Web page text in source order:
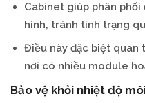
Cabinet giúp phân
hình, tránh tình trạng
Điều này đặc biệt quan
nơi có nhiều module
Bảo vệ khỏi nhiệt độ